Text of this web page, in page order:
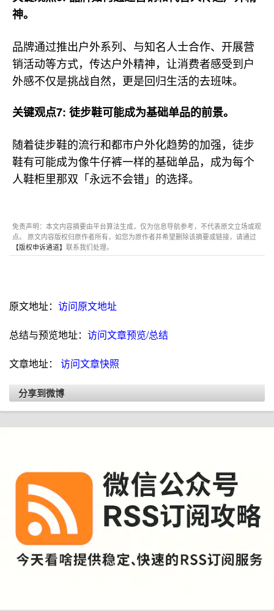
神。
品牌通过推出户外系列、与知名人士合作、开展营
销活动等方式，传达户外精神，让消费者感受到户
外感不仅是挑战自然，更是回归生活的去班味。
关键观点7: 徒步鞋可能成为基础单品的前景。
随着徒步鞋的流行和都市户外化趋势的加强，徒步
鞋有可能成为像牛仔裤一样的基础单品，成为每个
人鞋柜里那双「永远不会错」的选择。
免责声明：本文内容摘要由平台算法生成，仅为信息导航参考，不代表原文立场或观
点。 原文内容版权归原作者所有，如您为原作者并希望删除该摘要或链接，请通过
【版权申诉通道】 联系我们处理。
原文地址： 访问原文地址
总结与预览地址： 访问文章预览/总结
文章地址： 访问文章快照
分享到微博